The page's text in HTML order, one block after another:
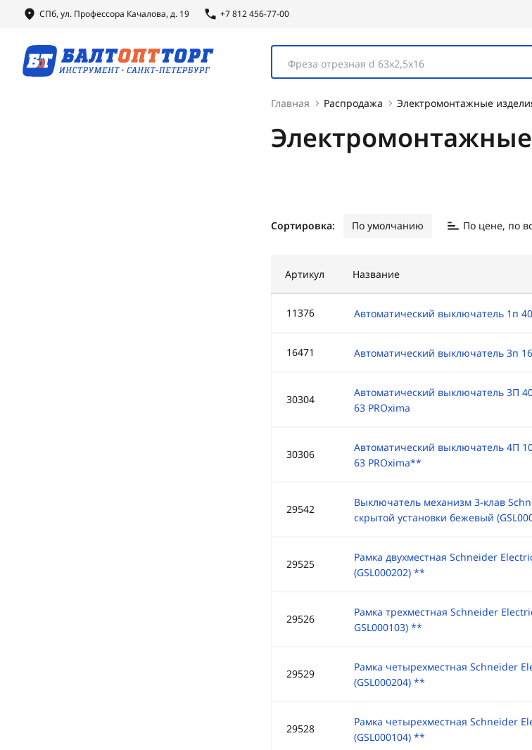
СПб, ул. Профессора Качалова, д. 19 +7 812 456-77-00
Фреза отрезная d 63х2,5х16
Главная Распродажа Электромонтажные
Сортировка: По умолчанию По цене, по
Артикул Название
11376 Автоматический выключатель 1п
16471 Автоматический выключатель 3п
30304
Автоматический выключатель 3П
63 PROxima
30306
Автоматический выключатель 4П
63 PROxima**
29542
Выключатель механизм 3-клав
скрытой установки бежевый
29525
Рамка двухместная Schneider
(GSL000202) **
29526
Рамка трехместная Schneider
GSL000103) **
29529
Рамка четырехместная Schneider
(GSL000204) **
29528
Рамка четырехместная Schneider
(GSL000104) **